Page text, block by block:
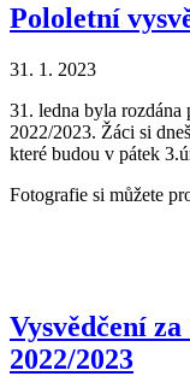
Pololetní
31. 1. 2023
31. ledna byla
2022/2023. Žáci si
které budou v pátek
Fotografie si můžete
Vysvědčení
2022/2023